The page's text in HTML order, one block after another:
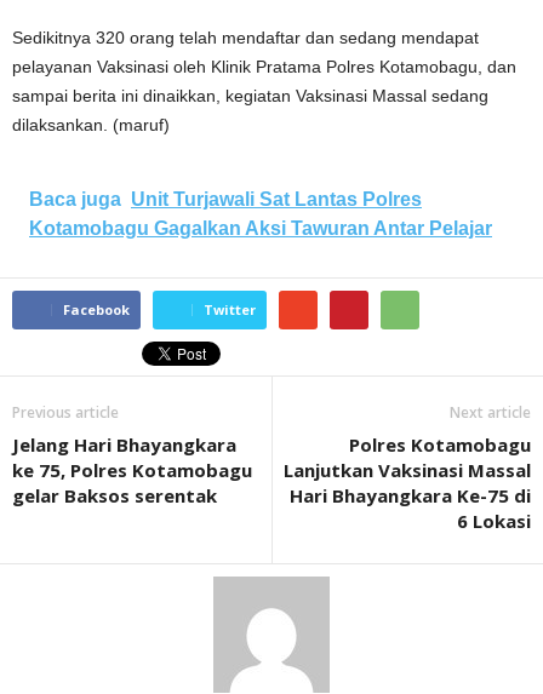
Sedikitnya 320 orang telah mendaftar dan sedang mendapat
pelayanan Vaksinasi oleh Klinik Pratama Polres Kotamobagu, dan
sampai berita ini dinaikkan, kegiatan Vaksinasi Massal sedang
dilaksankan. (maruf)
Baca juga Unit Turjawali Sat Lantas Polres
Kotamobagu Gagalkan Aksi Tawuran Antar Pelajar
Facebook Twitter
Previous article
Jelang Hari Bhayangkara
ke 75, Polres Kotamobagu
gelar Baksos serentak
Next article
Polres Kotamobagu
Lanjutkan Vaksinasi Massal
Hari Bhayangkara Ke-75 di
6 Lokasi